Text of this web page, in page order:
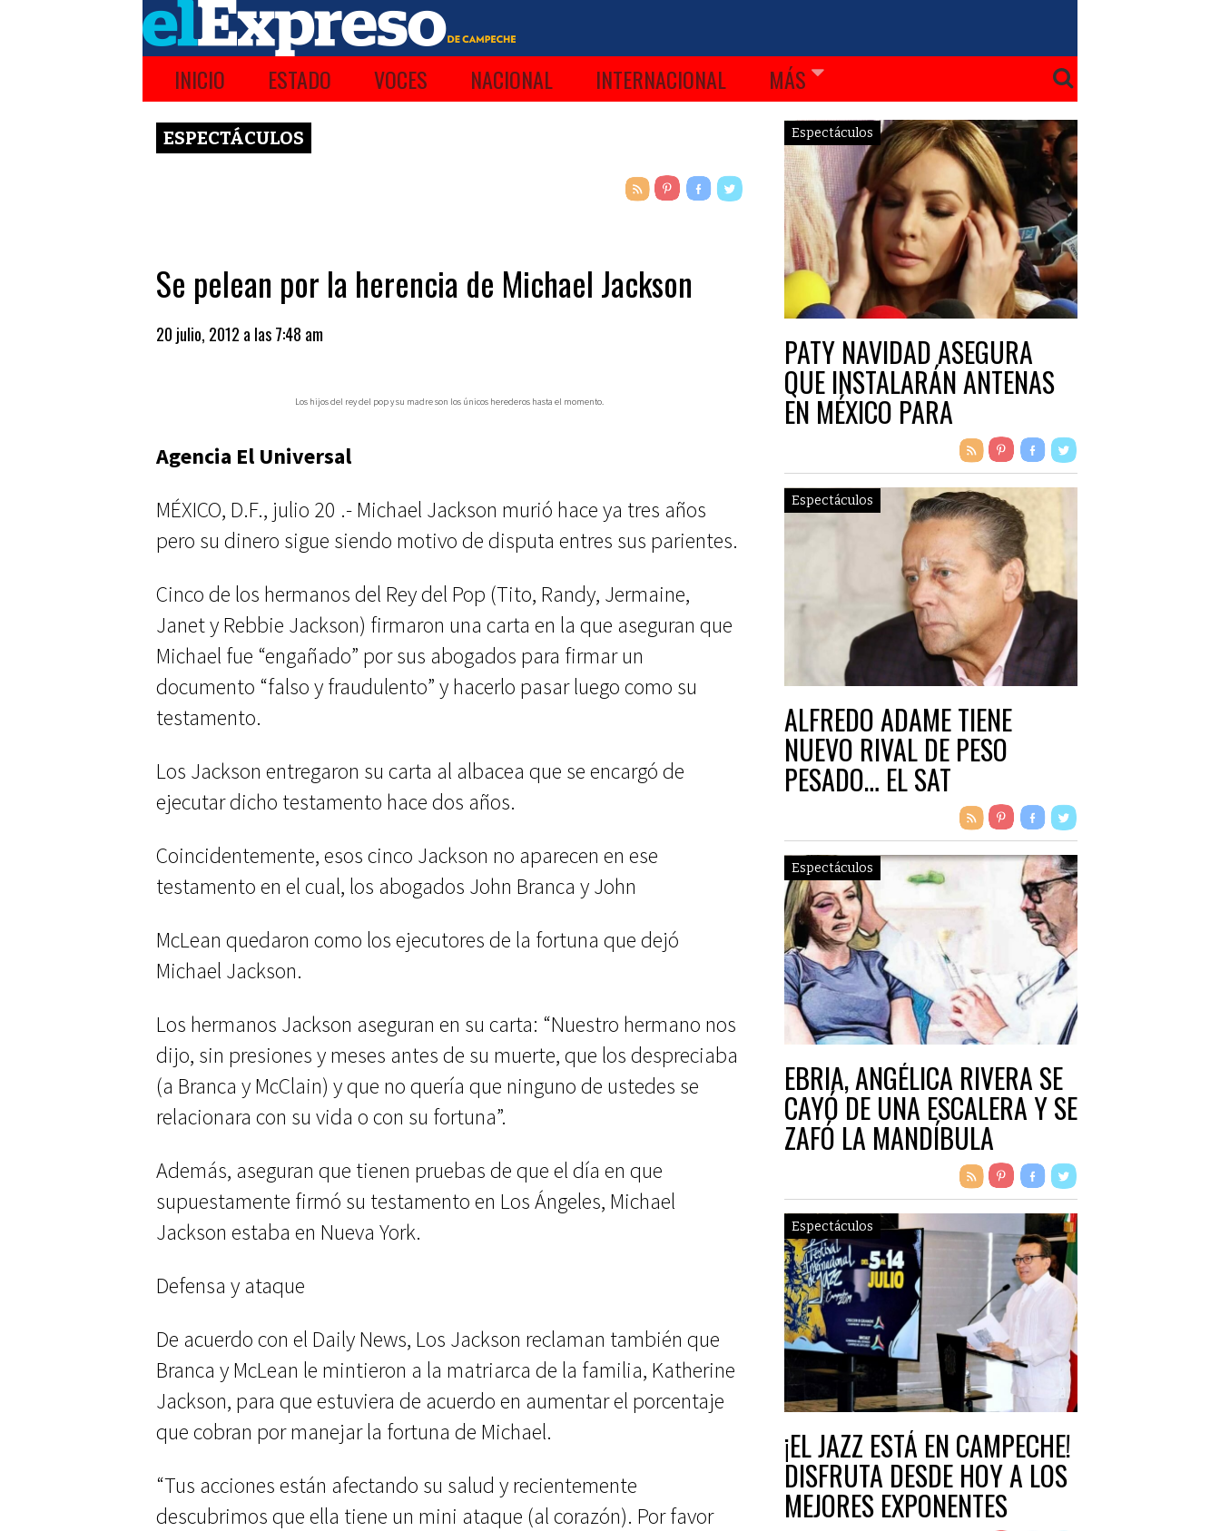
INICIO ESTADO VOCES NACIONAL INTERNACIONAL MÁS
ESPECTÁCULOS
Se pelean por la herencia de Michael Jackson
20 julio, 2012 a las 7:48 am
Los hijos del rey del pop y su madre son los únicos herederos hasta el momento.
Agencia El Universal
MÉXICO, D.F., julio 20 .- Michael Jackson murió hace ya tres años
pero su dinero sigue siendo motivo de disputa entres sus parientes.
Cinco de los hermanos del Rey del Pop (Tito, Randy, Jermaine,
Janet y Rebbie Jackson) firmaron una carta en la que aseguran que
Michael fue “engañado” por sus abogados para firmar un
documento “falso y fraudulento” y hacerlo pasar luego como su
testamento.
Los Jackson entregaron su carta al albacea que se encargó de
ejecutar dicho testamento hace dos años.
Coincidentemente, esos cinco Jackson no aparecen en ese
testamento en el cual, los abogados John Branca y John
McLean quedaron como los ejecutores de la fortuna que dejó
Michael Jackson.
Los hermanos Jackson aseguran en su carta: “Nuestro hermano nos
dijo, sin presiones y meses antes de su muerte, que los despreciaba
(a Branca y McClain) y que no quería que ninguno de ustedes se
relacionara con su vida o con su fortuna”.
Además, aseguran que tienen pruebas de que el día en que
supuestamente firmó su testamento en Los Ángeles, Michael
Jackson estaba en Nueva York.
Defensa y ataque
De acuerdo con el Daily News, Los Jackson reclaman también que
Branca y McLean le mintieron a la matriarca de la familia, Katherine
Jackson, para que estuviera de acuerdo en aumentar el porcentaje
que cobran por manejar la fortuna de Michael.
“Tus acciones están afectando su salud y recientemente
descubrimos que ella tiene un mini ataque (al corazón). Por favor
Espectáculos
PATY NAVIDAD ASEGURA
QUE INSTALARÁN ANTENAS
EN MÉXICO PARA
CONTROLAR MENTES
Espectáculos
ALFREDO ADAME TIENE
NUEVO RIVAL DE PESO
PESADO… EL SAT
Espectáculos
EBRIA, ANGÉLICA RIVERA SE
CAYÓ DE UNA ESCALERA Y SE
ZAFÓ LA MANDÍBULA
Espectáculos
¡EL JAZZ ESTÁ EN CAMPECHE!
DISFRUTA DESDE HOY A LOS
MEJORES EXPONENTES